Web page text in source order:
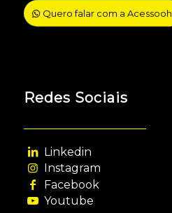
Quero falar com a Acessooh
Redes Sociais
Linkedin
Instagram
Facebook
Youtube